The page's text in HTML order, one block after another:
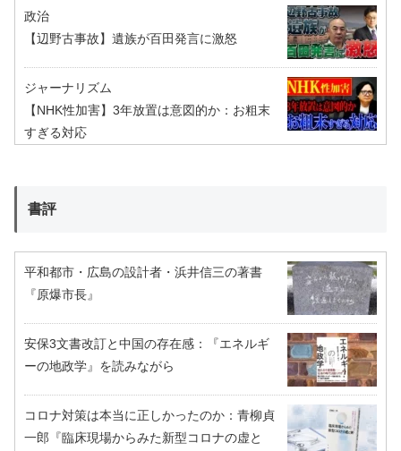
政治
【辺野古事故】遺族が百田発言に激怒
ジャーナリズム
【NHK性加害】3年放置は意図的か：お粗末
すぎる対応
書評
平和都市・広島の設計者・浜井信三の著書
『原爆市長』
安保3文書改訂と中国の存在感：『エネルギ
ーの地政学』を読みながら
コロナ対策は本当に正しかったのか：青柳貞
一郎『臨床現場からみた新型コロナの虚と